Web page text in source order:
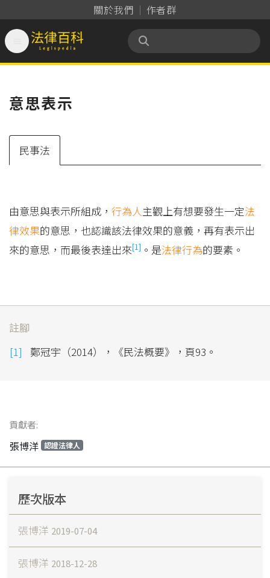
關於我們 作者群
法律百科 Legispedia
意思表示
民事法
由意思與表示所組成， 行為人 主觀上有想要發生一定法
律效果的意思，也認識該法律效果的意義，再有表示出
來的意思，而最後表達出來[1] 。是法律行為的要素。
註腳
鄭冠宇（2014），《民法概要》，頁93。
貢獻者:
張博洋 認證法律人
歷次版本
張博洋 2019-07-04
張博洋 2018-12-28